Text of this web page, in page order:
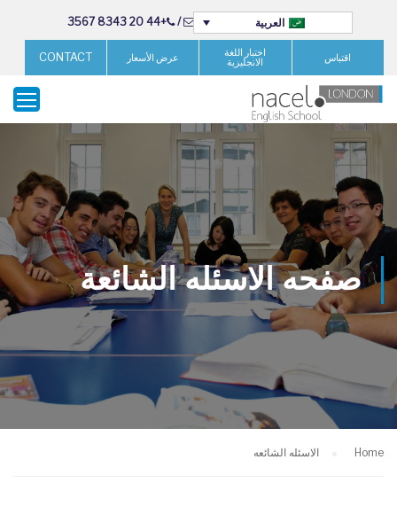
العربية /
+44 20 8343 3567
اقتباس اختبار اللغة
الانجليزية عرض الأسعار CONTACT
صفحه الاسئله الشائعة
Home الاسئله الشائعه